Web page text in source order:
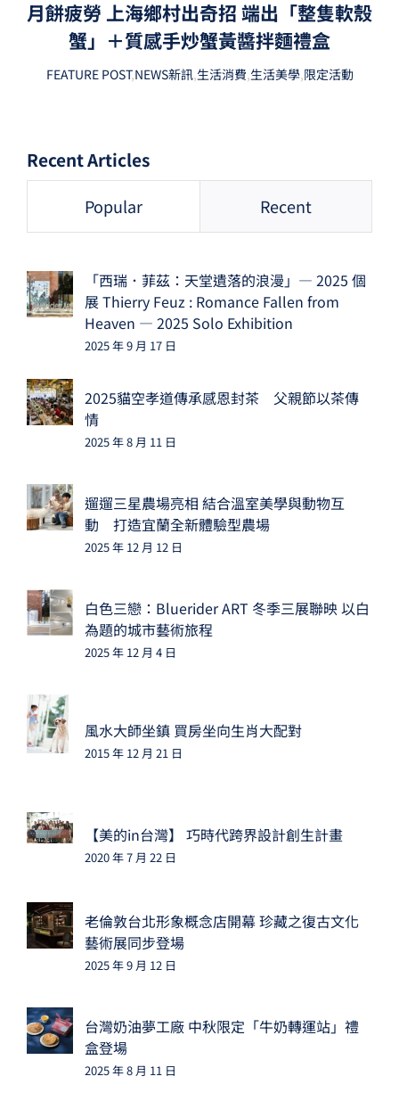
月餅疲勞 上海鄉村出奇招 端出「整隻軟殼
蟹」＋質感手炒蟹黃醬拌麵禮盒
FEATURE POST,NEWS新訊,生活消費,生活美學,限定活動
Recent Articles
Popular Recent
「西瑞．菲茲：天堂遺落的浪漫」— 2025 個
展 Thierry Feuz : Romance Fallen from
Heaven — 2025 Solo Exhibition
2025 年 9 月 17 日
2025貓空孝道傳承感恩封茶 父親節以茶傳
情
2025 年 8 月 11 日
遛遛三星農場亮相 結合溫室美學與動物互
動 打造宜蘭全新體驗型農場
2025 年 12 月 12 日
白色三戀：Bluerider ART 冬季三展聯映 以白
為題的城市藝術旅程
2025 年 12 月 4 日
風水大師坐鎮 買房坐向生肖大配對
2015 年 12 月 21 日
【美的in台灣】 巧時代跨界設計創生計畫
2020 年 7 月 22 日
老倫敦台北形象概念店開幕 珍藏之復古文化
藝術展同步登場
2025 年 9 月 12 日
台灣奶油夢工廠 中秋限定「牛奶轉運站」禮
盒登場
2025 年 8 月 11 日